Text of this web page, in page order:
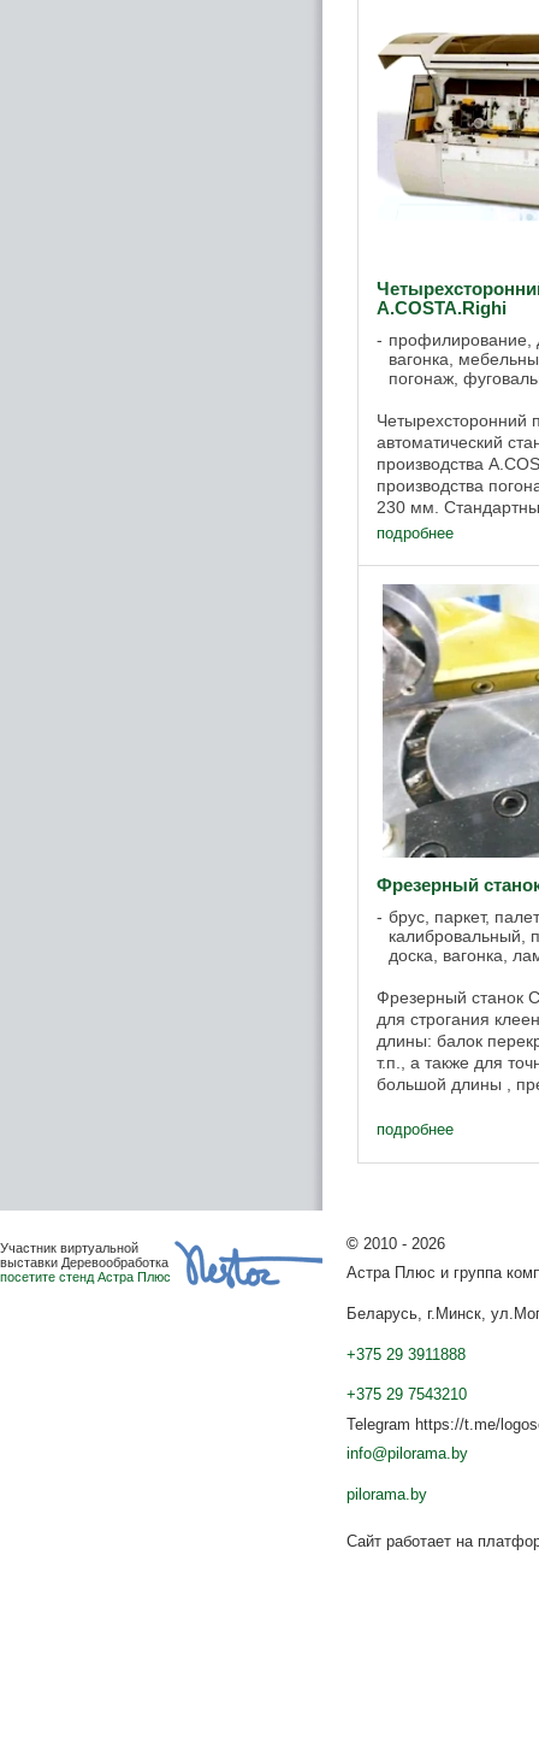
A.COSTA.Righi
профилирование,
вагонка,
погонаж,
Четырехсторонний
автоматический
производства
производства
230 мм.
характеристики
подробнее
Фрезерный
брус, паркет,
калибровальный,
доска, вагонка,
Фрезерный станок
для строгания
длины: балок
т.п., а также для
большой длины ,
станка ...
подробнее
Участник виртуальной
выставки Деревообработка
посетите стенд Астра Плюс
© 2010 - 2026
Астра Плюс и группа
Беларусь, г.Минск,
+375 29 3911888
+375 29 7543210
Telegram https://t.me/
info@pilorama.by
pilorama.by
Сайт работает на